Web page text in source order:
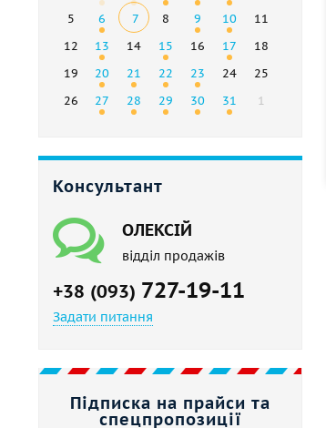
5
6 7 8 9 10
11
12
13 14 15 16 17
18
19
20 21 22 23 24
25
26
27 28 29 30 31 1
Консультант
ОЛЕКСІЙ
відділ продажів
+38 (093) 727-19-11
Задати питання
Підписка на прайси та
спецпропозиції